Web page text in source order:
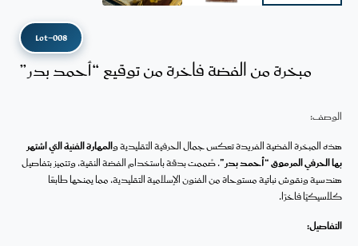
Lot-008
مبخرة من الفضة فاخرة من توقيع “أحمد بدر”
الوصف:
هذه المبخرة الفضية الفريدة تعكس جمال الحرفية التقليدية والمهارة الفنية التي اشتهر
بها الحرفي المرموق “أحمد بدر”. صُممت بدقة باستخدام الفضة النقية، وتتميز بتفاصيل
هندسية ونقوش نباتية مستوحاة من الفنون الإسلامية التقليدية، مما يمنحها طابعًا
كلاسيكيًا فاخرًا.
التفاصيل: